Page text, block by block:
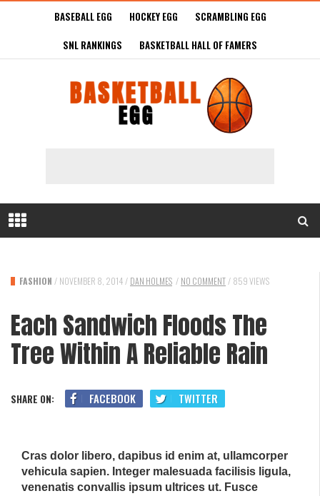
BASEBALL EGG HOCKEY EGG
SCRAMBLING EGG
SNL RANKINGS
BASKETBALL HALL OF FAMERS
FASHION / NOVEMBER 8, 2014 / DAN HOLMES / NO COMMENT / 859 VIEWS
Each Sandwich Floods The
Tree Within A Reliable Rain
SHARE ON: FACEBOOK TWITTER
Cras dolor libero, dapibus id enim at, ullamcorper
vehicula sapien. Integer malesuada facilisis ligula,
venenatis convallis ipsum ultrices ut. Fusce